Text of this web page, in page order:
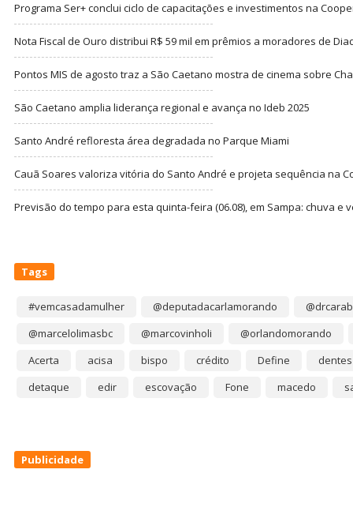
Programa Ser+ conclui ciclo de capacitações e investimentos na
Nota Fiscal de Ouro distribui R$ 59 mil em prêmios a moradores de
Pontos MIS de agosto traz a São Caetano mostra de cinema sobre
São Caetano amplia liderança regional e avança no Ideb 2025
Santo André refloresta área degradada no Parque Miami
Cauã Soares valoriza vitória do Santo André e projeta sequência na
Previsão do tempo para esta quinta-feira (06.08), em Sampa: chuva e
Tags
#vemcasadamulher @deputadacarlamorando
@marcelolimasbc
@marcovinholi
@orlandomorando
Acerta
acisa bispo crédito Define
dentes
detaque
edir escovação Fone macedo
Publicidade